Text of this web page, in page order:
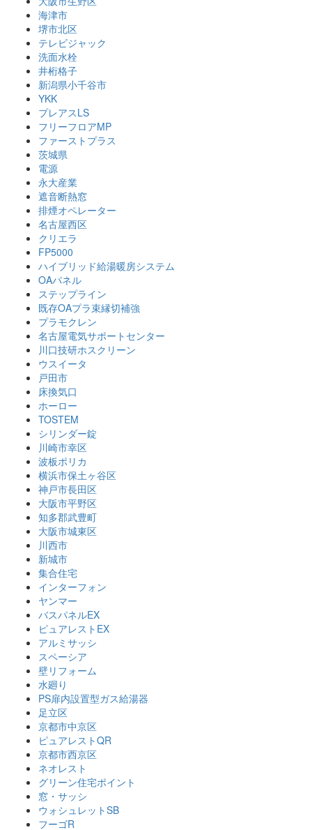
海津市
堺市北区
テレビジャック
洗面水栓
井桁格子
新潟県小千谷市
YKK
プレアスLS
フリーフロアMP
ファーストプラス
茨城県
電源
永大産業
遮音断熱窓
排煙オペレーター
名古屋西区
クリエラ
FP5000
ハイブリッド給湯暖房システム
OAパネル
ステップライン
既存OAプラ束縁切補強
プラモクレン
名古屋電気サポートセンター
川口技研ホスクリーン
ウスイータ
戸田市
床換気口
ホーロー
TOSTEM
シリンダー錠
川崎市幸区
波板ポリカ
横浜市保土ヶ谷区
神戸市長田区
大阪市平野区
知多郡武豊町
大阪市城東区
川西市
新城市
集合住宅
インターフォン
ヤンマー
バスパネルEX
ピュアレストEX
アルミサッシ
スペーシア
壁リフォーム
水廻り
PS扉内設置型ガス給湯器
足立区
京都市中京区
ピュアレストQR
京都市西京区
ネオレスト
グリーン住宅ポイント
窓・サッシ
ウォシュレットSB
フーゴR